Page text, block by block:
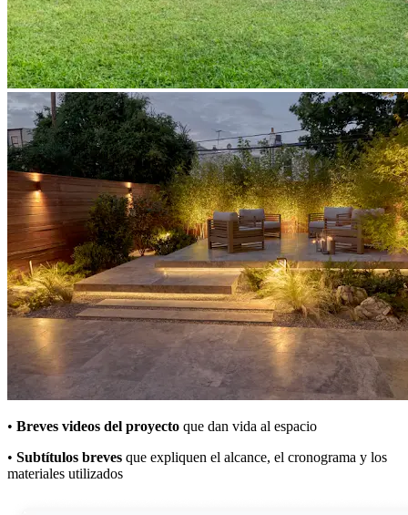
• Breves videos del proyecto que dan vida al espacio
• Subtítulos breves que expliquen el alcance, el cronograma y los
materiales utilizados